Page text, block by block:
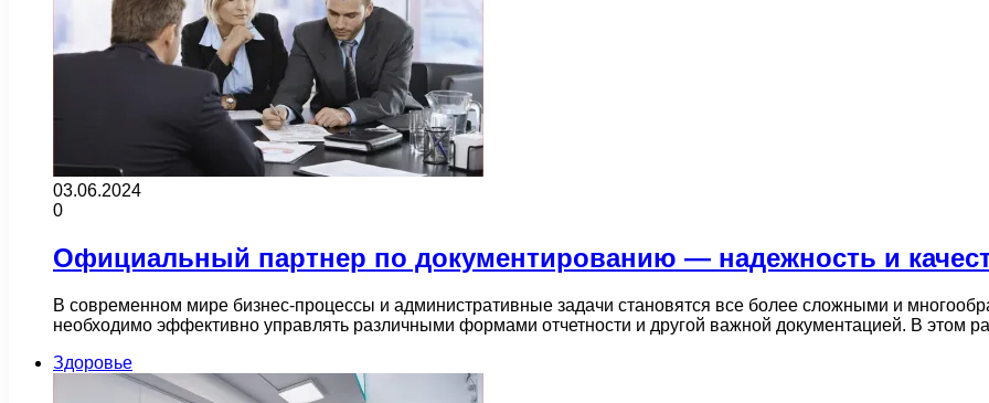
03.06.2024
0
Официальный партнер по документированию — надежность и
В современном мире бизнес-процессы и административные задачи становятся все более сложными и
необходимо эффективно управлять различными формами отчетности и другой важной документацией. В этом
Здоровье